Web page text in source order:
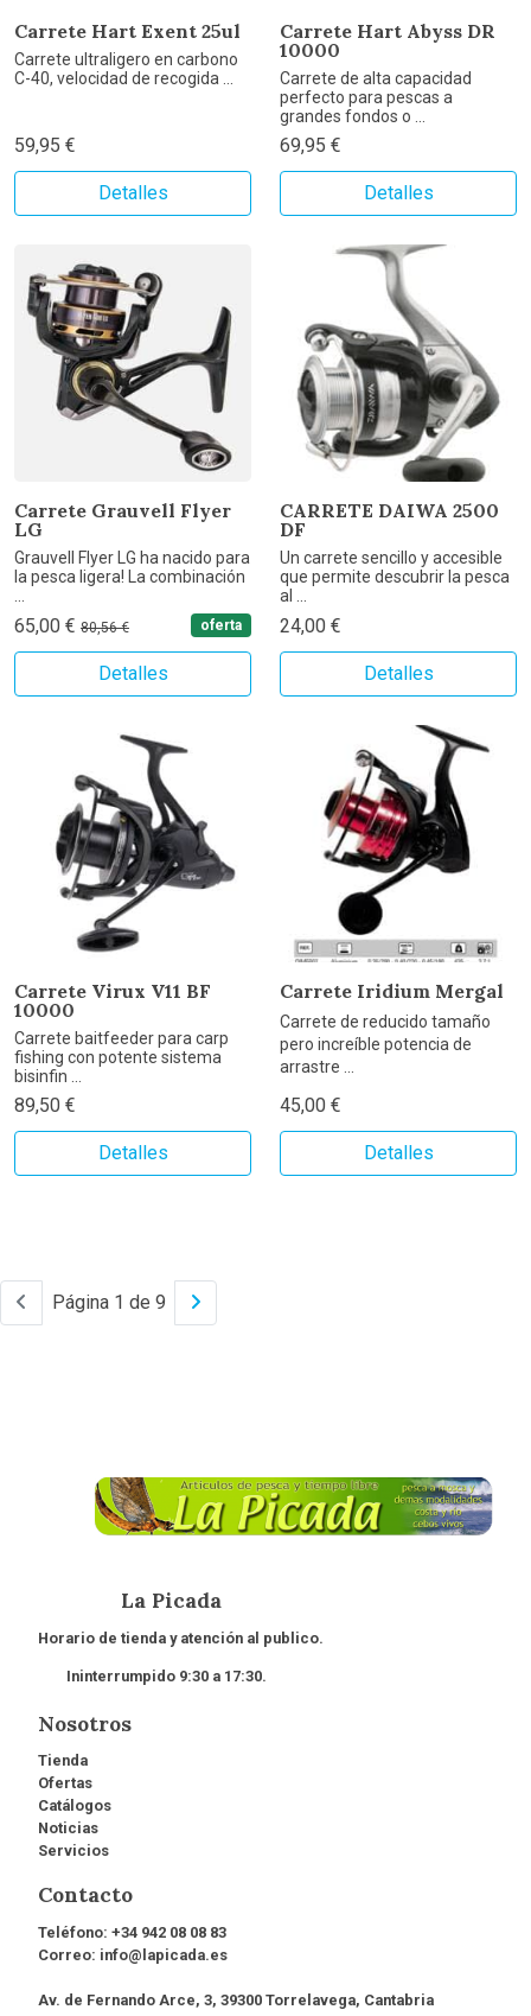
Carrete Hart Exent 25ul
Carrete ultraligero en carbono
C-40, velocidad de recogida ...
59,95 €
Detalles
Carrete Hart Abyss DR
10000
Carrete de alta capacidad
perfecto para pescas a
grandes fondos o ...
69,95 €
Detalles
Carrete Grauvell Flyer
LG
Grauvell Flyer LG ha nacido para
la pesca ligera! La combinación
...
65,00 € 80,56 € oferta
Detalles
CARRETE DAIWA 2500
DF
Un carrete sencillo y accesible
que permite descubrir la pesca
al ...
24,00 €
Detalles
Carrete Virux V11 BF
10000
Carrete baitfeeder para carp
fishing con potente sistema
bisinfin ...
89,50 €
Detalles
Carrete Iridium Mergal
Carrete de reducido tamaño
pero increíble potencia de
arrastre ...
45,00 €
Detalles
Página 1 de 9
La Picada
Horario de tienda y atención al publico.
Ininterrumpido 9:30 a 17:30.
Nosotros
Tienda
Ofertas
Catálogos
Noticias
Servicios
Contacto
Teléfono: +34 942 08 08 83
Correo: info@lapicada.es
Av. de Fernando Arce, 3, 39300 Torrelavega, Cantabria